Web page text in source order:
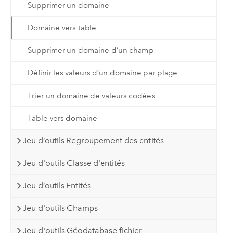
Supprimer un domaine
Domaine vers table
Supprimer un domaine d’un champ
Définir les valeurs d’un domaine par plage
Trier un domaine de valeurs codées
Table vers domaine
Jeu d’outils Regroupement des entités
Jeu d'outils Classe d'entités
Jeu d’outils Entités
Jeu d'outils Champs
Jeu d'outils Géodatabase fichier